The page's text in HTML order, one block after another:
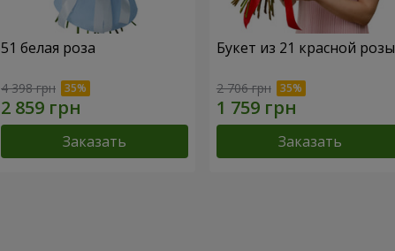
51 белая роза
4 398 грн
Заказать
Букет из 21 красной розы
2 706 грн
Заказать